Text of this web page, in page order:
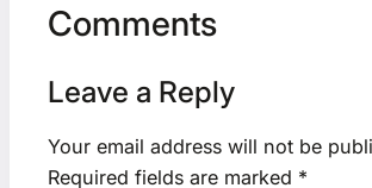
Comments
Leave a Reply
Your email address will not be
Required fields are marked *